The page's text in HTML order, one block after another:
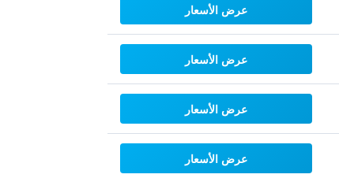
عرض الأسعار
عرض الأسعار
عرض الأسعار
عرض الأسعار